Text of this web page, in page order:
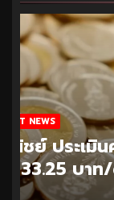
1 min read
MONEY
ธนาคาร
บาทวันนี้
06/08/2026